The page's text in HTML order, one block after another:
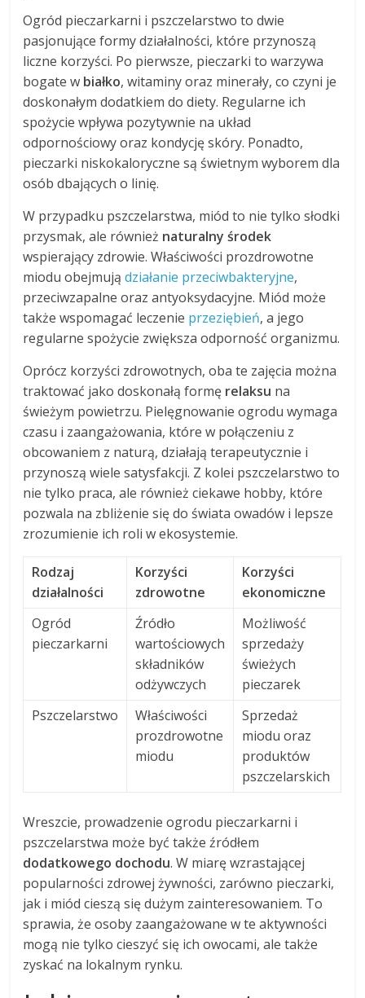
Ogród pieczarkarni i pszczelarstwo to dwie
pasjonujące formy działalności, które przynoszą
liczne korzyści. Po pierwsze, pieczarki to warzywa
bogate w białko, witaminy oraz minerały, co czyni je
doskonałym dodatkiem do diety. Regularne ich
spożycie wpływa pozytywnie na układ
odpornościowy oraz kondycję skóry. Ponadto,
pieczarki niskokaloryczne są świetnym wyborem dla
osób dbających o linię.
W przypadku pszczelarstwa, miód to nie tylko słodki
przysmak, ale również naturalny środek
wspierający zdrowie. Właściwości prozdrowotne
miodu obejmujądziałanie przeciwbakteryjne,
przeciwzapalne oraz antyoksydacyjne. Miód może
także wspomagać leczenie przeziębień, a jego
regularne spożycie zwiększa odporność organizmu.
Oprócz korzyści zdrowotnych, oba te zajęcia można
traktować jako doskonałą formę relaksu na
świeżym powietrzu. Pielęgnowanie ogrodu wymaga
czasu i zaangażowania, które w połączeniu z
obcowaniem z naturą, działają terapeutycznie i
przynoszą wiele satysfakcji. Z kolei pszczelarstwo to
nie tylko praca, ale również ciekawe hobby, które
pozwala na zbliżenie się do świata owadów i lepsze
zrozumienie ich roli w ekosystemie.
Rodzaj
działalności
Korzyści
zdrowotne
Korzyści
ekonomiczne
Ogród
pieczarkarni
Źródło
wartościowych
składników
odżywczych
Możliwość
sprzedaży
świeżych
pieczarek
Pszczelarstwo
Właściwości
prozdrowotne
miodu
Sprzedaż
miodu oraz
produktów
pszczelarskich
Wreszcie, prowadzenie ogrodu pieczarkarni i
pszczelarstwa może być także źródłem
dodatkowego dochodu. W miarę wzrastającej
popularności zdrowej żywności, zarówno pieczarki,
jak i miód cieszą się dużym zainteresowaniem. To
sprawia, że osoby zaangażowane w te aktywności
mogą nie tylko cieszyć się ich owocami, ale także
zyskać na lokalnym rynku.